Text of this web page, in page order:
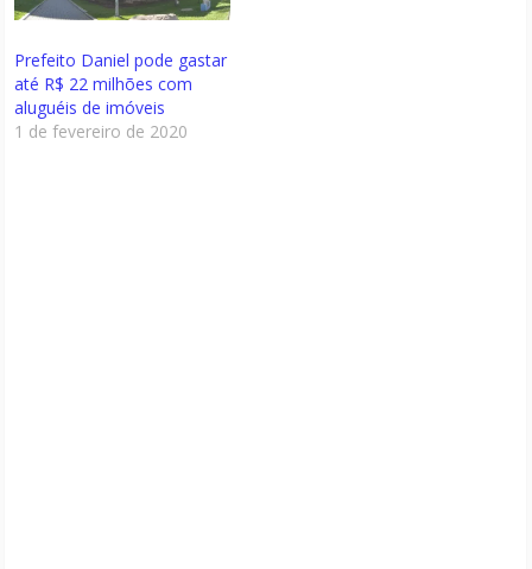
Prefeito Daniel pode gastar
até R$ 22 milhões com
aluguéis de imóveis
1 de fevereiro de 2020